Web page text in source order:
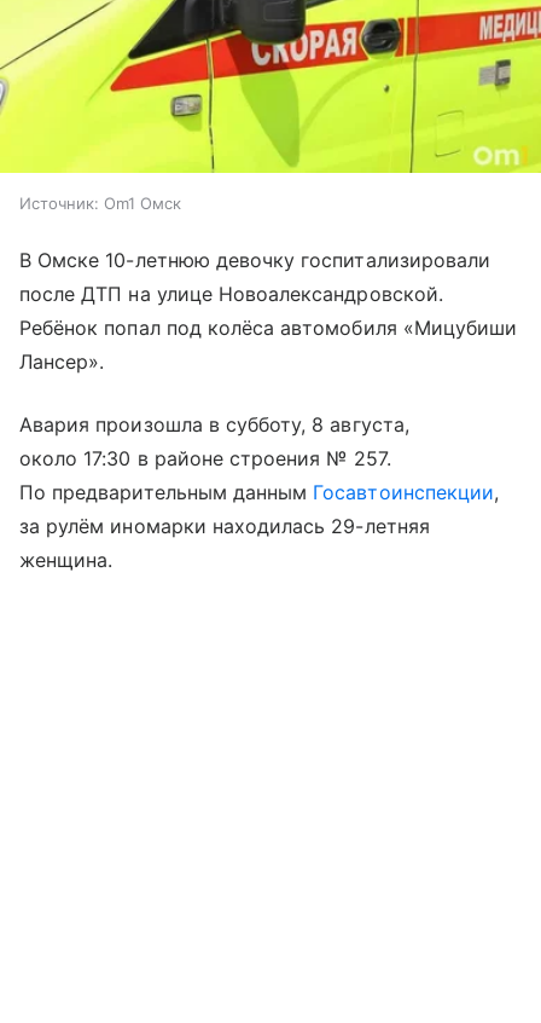
Источник: Om1 Омск
В Омске 10-летнюю девочку госпитализировали
после ДТП на улице Новоалександровской.
Ребёнок попал под колёса автомобиля «Мицубиши
Лансер».
Авария произошла в субботу, 8 августа,
около 17:30 в районе строения № 257.
По предварительным данным Госавтоинспекции,
за рулём иномарки находилась 29-летняя
женщина.